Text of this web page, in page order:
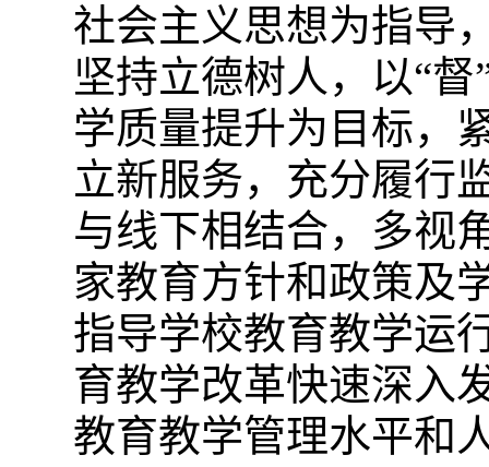
社会主义思想为指导
坚持立德树人，以“
学质量提升为目标，
立新服务，充分履行
与线下相结合，多视
家教育方针和政策及
指导学校教育教学运
育教学改革快速深入
教育教学管理水平和